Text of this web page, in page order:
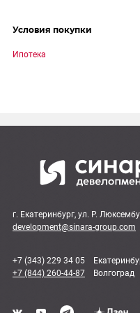
Условия покупки
Ипотека
г. Екатеринбург, ул. Р.
development@sinara-group.com
+7 (343) 229 34 05
+7 (844) 260-44-87 Волгоград